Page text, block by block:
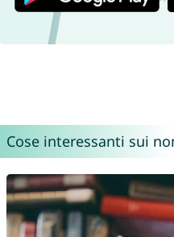
Cose interessanti sui